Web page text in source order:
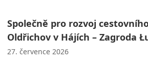
Společně pro rozvoj
Oldřichov v Hájích – Zagroda
27. července 2026